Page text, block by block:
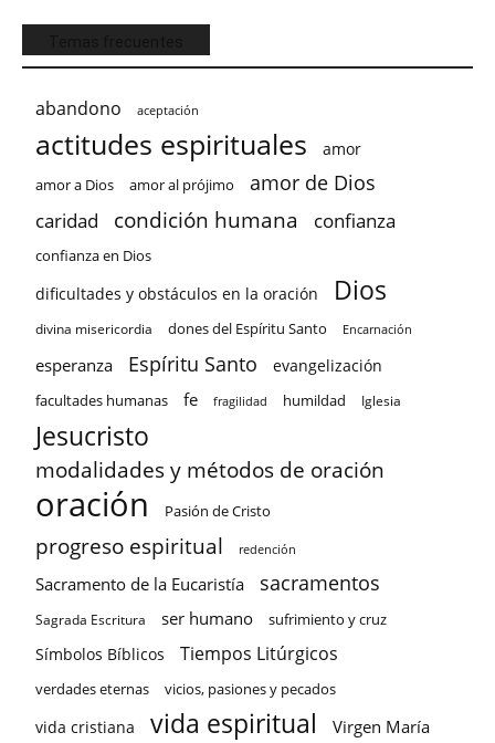
abandono aceptación
actitudes espirituales amor
amor a Dios amor al prójimo amor de Dios
caridad condición humana confianza
confianza en Dios
dificultades y obstáculos en la oración Dios
divina misericordia dones del Espíritu Santo Encarnación
esperanza Espíritu Santo evangelización
facultades humanas fe fragilidad humildad Iglesia
Jesucristo
modalidades y métodos de oración
oración Pasión de Cristo
progreso espiritual redención
Sacramento de la Eucaristía sacramentos
Sagrada Escritura ser humano sufrimiento y cruz
Símbolos Bíblicos Tiempos Litúrgicos
verdades eternas vicios, pasiones y pecados
vida cristiana vida espiritual Virgen María